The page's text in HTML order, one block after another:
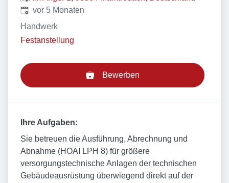
Veröffentlicht:
vor 5 Monaten
Handwerk
Festanstellung
Bewerben
Ihre Aufgaben:
Sie betreuen die Ausführung, Abrechnung und
Abnahme (HOAI LPH 8) für größere
versorgungstechnische Anlagen der technischen
Gebäudeausrüstung überwiegend direkt auf der